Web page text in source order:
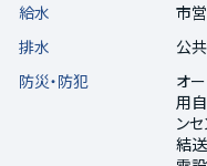
給水
市
排水
公
防災・防犯
オ
用
ン
結